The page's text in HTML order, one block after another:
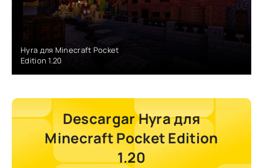
Hyra для Minecraft Pocket
Edition 1.20
Descargar Hyra для
Minecraft Pocket Edition
1.20